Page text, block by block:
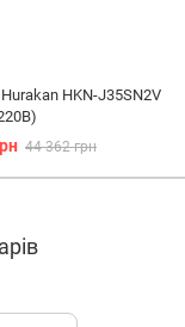
Hurakan HKN-J35SN2V
44 362 грн